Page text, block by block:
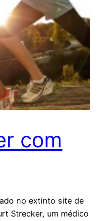
com
no extinto site de
Strecker, um médico